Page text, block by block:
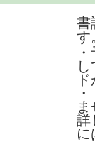
書
す
詳
に